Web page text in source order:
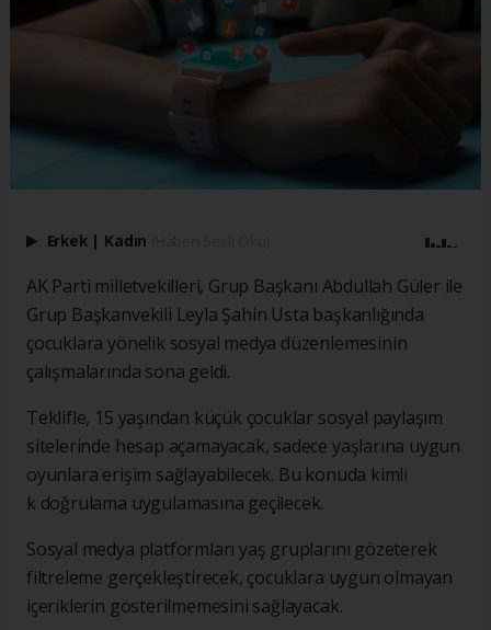
Erkek | Kadın
AK Parti milletvekilleri, Grup Başkanı Abdullah Güler ile
Grup Başkanvekili Leyla Şahin Usta başkanlığında
çocuklara yönelik sosyal medya düzenlemesinin
çalışmalarında sona geldi.
Teklifle, 15 yaşından küçük çocuklar sosyal paylaşım
sitelerinde hesap açamayacak, sadece yaşlarına uygun
oyunlara erişim sağlayabilecek. Bu konuda kimli
k doğrulama uygulamasına geçilecek.
Sosyal medya platformları yaş gruplarını gözeterek
filtreleme gerçekleştirecek, çocuklara uygun olmayan
içeriklerin gösterilmemesini sağlayacak.